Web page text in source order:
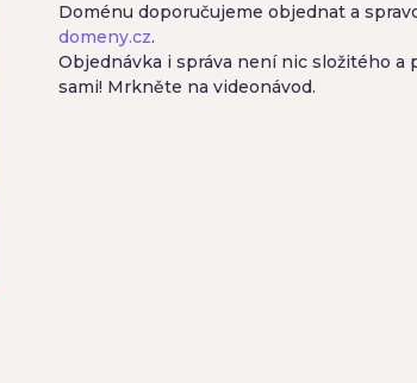
Doménu doporučujeme objednat a
domeny.cz.
Objednávka i správa není nic složitého a
sami! Mrkněte na videonávod.